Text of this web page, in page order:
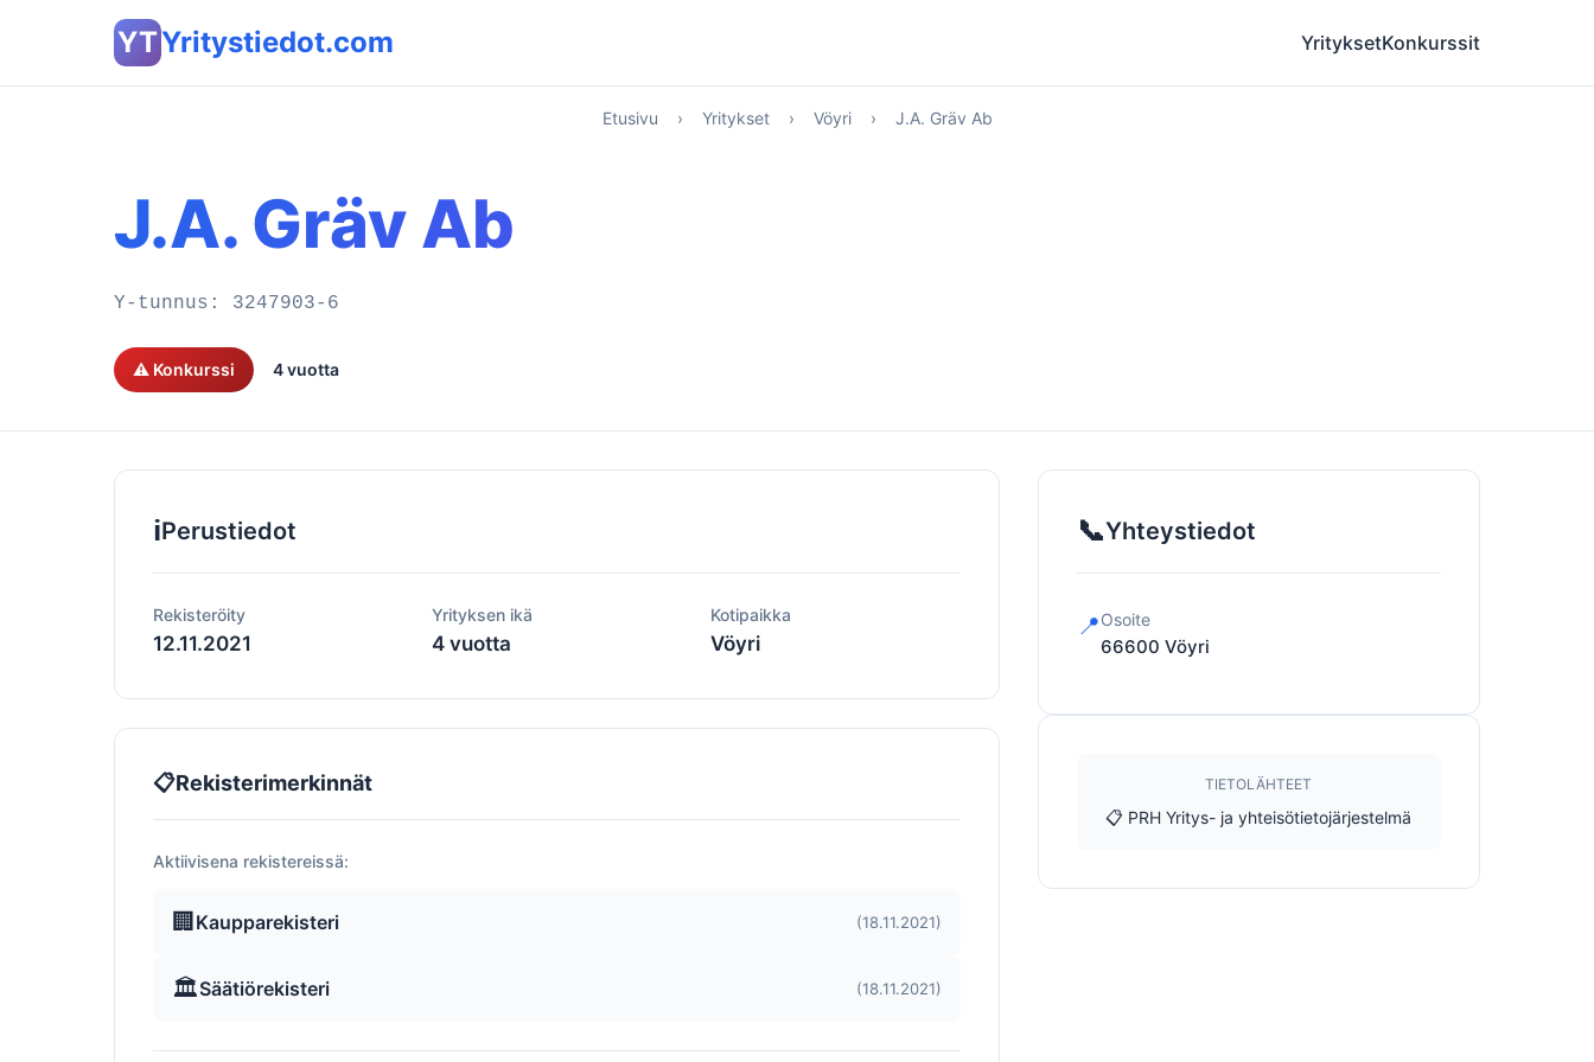
YTYritystiedot.com YrityksetKonkurssit
Etusivu › Yritykset › Vöyri › J.A. Gräv Ab
J.A. Gräv Ab
Y-tunnus: 3247903-6
⚠️ Konkurssi 4 vuotta
ℹ️Perustiedot
Rekisteröity
12.11.2021
Yrityksen ikä
4 vuotta
Kotipaikka
Vöyri
📋Rekisterimerkinnät
Aktiivisena rekistereissä:
🏢 Kaupparekisteri (18.11.2021)
🏛️Säätiörekisteri (18.11.2021)
📞Yhteystiedot
📍Osoite
66600 Vöyri
TIETOLÄHTEET
📋 PRH Yritys- ja yhteisötietojärjestelmä